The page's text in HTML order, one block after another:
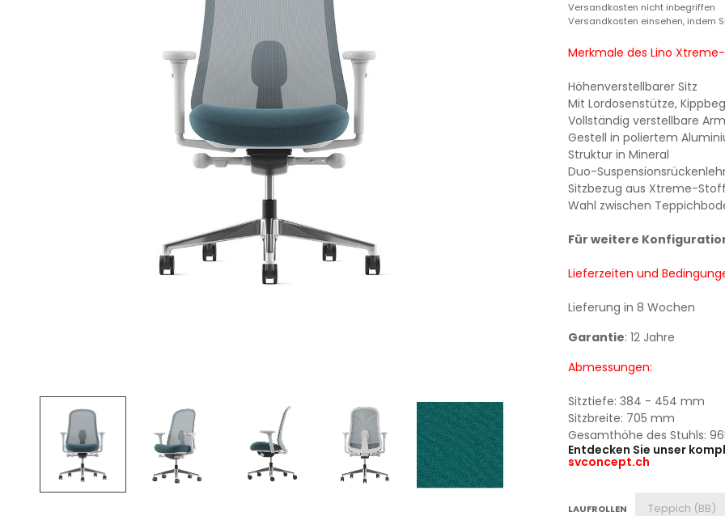
Versandkosten nicht inbegriffen
Versandkosten einsehen, indem
Merkmale des Lino
Höhenverstellbarer Sitz
Mit Lordosenstütze,
Vollständig verstellbare
Gestell in poliertem
Struktur in Mineral
Duo-
Sitzbezug aus Xtreme-
Wahl zwischen
Für weitere
Lieferzeiten und
Lieferung in 8 Wochen
Garantie: 12 Jahre
Abmessungen:
Sitztiefe: 384 - 454 mm
Sitzbreite: 705 mm
Gesamthöhe des Stuhls:
Entdecken Sie unser
svconcept.ch
LAUFROLLEN